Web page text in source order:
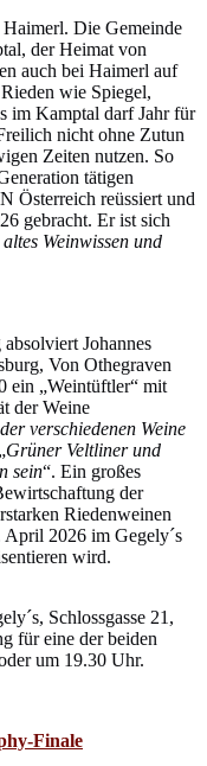
Die Gemeinde
der Heimat von
auch bei Haimerl auf
wie Spiegel,
im Kamptal darf Jahr für
nicht ohne Zutun
Zeiten nutzen. So
tätigen
Österreich reüssiert und
gebracht. Er ist sich
Weinwissen und
Johannes
Von Othegraven
ein „Weintüftler“ mit
der Weine
verschiedenen Weine
Grüner Veltliner und
sein“. Ein großes
der
Riedenweinen
April 2026 im Gegely´s
wird.
Schlossgasse 21,
für eine der beiden
um 19.30 Uhr.
Finale